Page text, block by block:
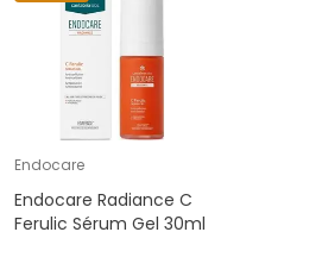
Endocare
Endocare Radiance C
Ferulic Sérum Gel 30ml